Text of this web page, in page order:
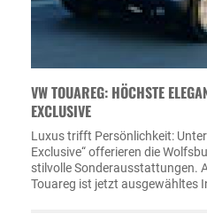
VW TOUAREG: HÖCHSTE
EXCLUSIVE
Luxus trifft Persönlichkeit:
Exclusive“ offerieren die
stilvolle Sonderausstattungen.
Touareg ist jetzt ausgewähltes